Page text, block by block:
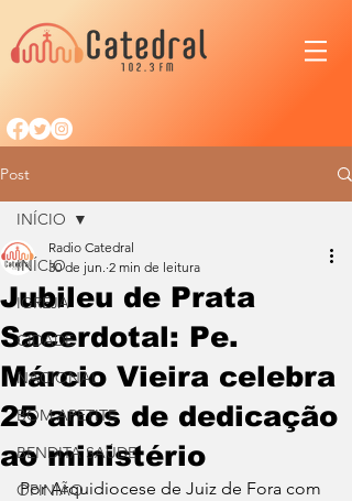
Post
INÍCIO
IGREJA
CIDADE
NACIONAL
BOM APETITE
BENDITA SAÚDE
OPINIÃO
INÍCIO
Jubileu de Prata
Sacerdotal: Pe.
Márcio Vieira celebra
25 anos de dedicação
ao ministério
Radio Catedral
30 de jun. 2 min de leitura
Por Arquidiocese de Juiz de Fora com